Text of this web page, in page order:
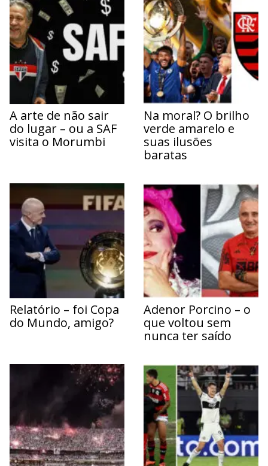
A arte de não sair
do lugar – ou a SAF
visita o Morumbi
Na moral? O brilho
verde amarelo e
suas ilusões
baratas
Relatório – foi Copa
do Mundo, amigo?
Adenor Porcino – o
que voltou sem
nunca ter saído